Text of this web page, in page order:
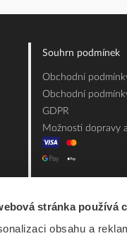
stránka používá
obsahu a
Souhrn podmínek
Obchodní
Obchodní
GDPR
Možnosti dopravy